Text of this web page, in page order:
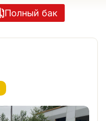
Полный бак